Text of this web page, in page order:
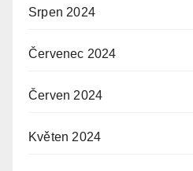
Srpen 2024
Červenec 2024
Červen 2024
Květen 2024